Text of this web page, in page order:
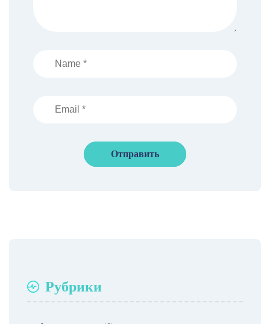
Рубрики